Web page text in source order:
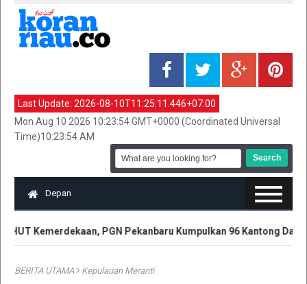
Last Update: 2026-08-10T11:25:11.446+07:00
Mon Aug 10 2026 10:23:54 GMT+0000 (Coordinated Universal
Time)10:23:54 AM
Depan
Kemerdekaan, PGN Pekanbaru Kumpulkan 96 Kantong Darah
BERITA UTAMA Kepulauan Meranti